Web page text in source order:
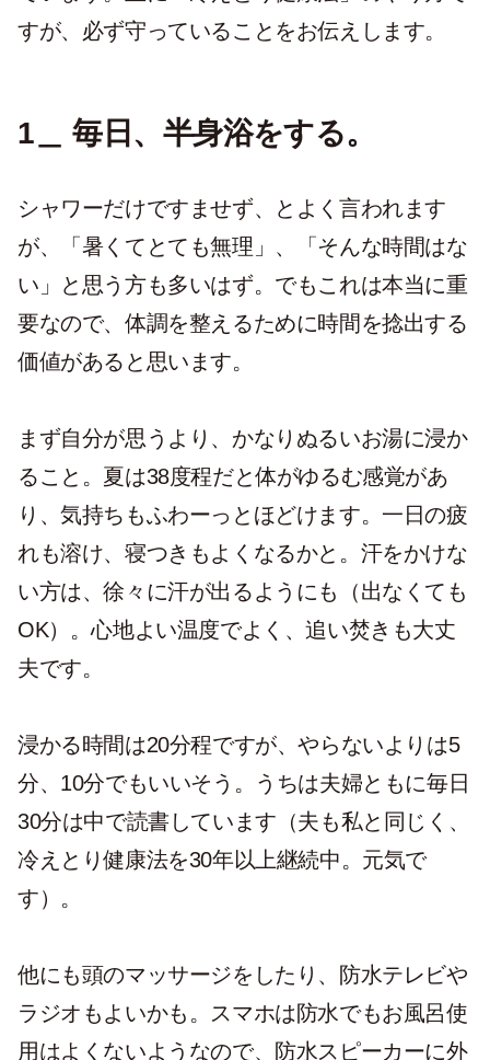
すが、必ず守っていることをお伝えします。
1＿ 毎日、半身浴をする。
シャワーだけですませず、とよく言われます
が、「暑くてとても無理」、「そんな時間はな
い」と思う方も多いはず。でもこれは本当に重
要なので、体調を整えるために時間を捻出する
価値があると思います。
まず自分が思うより、かなりぬるいお湯に浸か
ること。夏は38度程だと体がゆるむ感覚があ
り、気持ちもふわーっとほどけます。一日の疲
れも溶け、寝つきもよくなるかと。汗をかけな
い方は、徐々に汗が出るようにも（出なくても
OK）。心地よい温度でよく、追い焚きも大丈
夫です。
浸かる時間は20分程ですが、やらないよりは5
分、10分でもいいそう。うちは夫婦ともに毎日
30分は中で読書しています（夫も私と同じく、
冷えとり健康法を30年以上継続中。元気で
す）。
他にも頭のマッサージをしたり、防水テレビや
ラジオもよいかも。スマホは防水でもお風呂使
用はよくないようなので、防水スピーカーに外